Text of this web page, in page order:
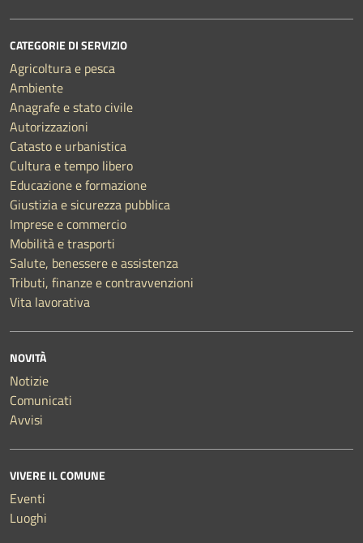
CATEGORIE DI SERVIZIO
Agricoltura e pesca
Ambiente
Anagrafe e stato civile
Autorizzazioni
Catasto e urbanistica
Cultura e tempo libero
Educazione e formazione
Giustizia e sicurezza pubblica
Imprese e commercio
Mobilità e trasporti
Salute, benessere e assistenza
Tributi, finanze e contravvenzioni
Vita lavorativa
NOVITÀ
Notizie
Comunicati
Avvisi
VIVERE IL COMUNE
Eventi
Luoghi